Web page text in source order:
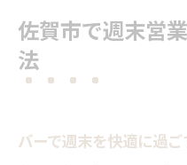
佐賀市で週末営
法
バーで週末を快適に過